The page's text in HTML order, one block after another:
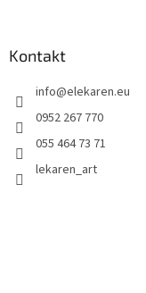
Kontakt
info@elekaren.eu
0952 267 770
055 464 73 71
lekaren_art